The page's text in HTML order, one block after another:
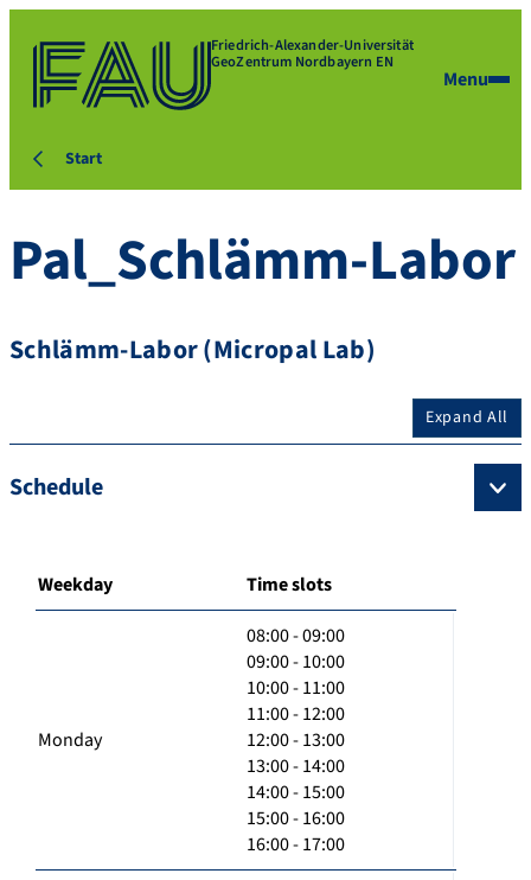
Friedrich-Alexander-Universität
GeoZentrum Nordbayern EN
Menu
Start
Pal_Schlämm-Labor
Schlämm-Labor (Micropal Lab)
Expand All
Schedule
Weekday Time slots
Monday
08:00 - 09:00
09:00 - 10:00
10:00 - 11:00
11:00 - 12:00
12:00 - 13:00
13:00 - 14:00
14:00 - 15:00
15:00 - 16:00
16:00 - 17:00